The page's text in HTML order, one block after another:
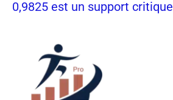
0,9825 est un support critique